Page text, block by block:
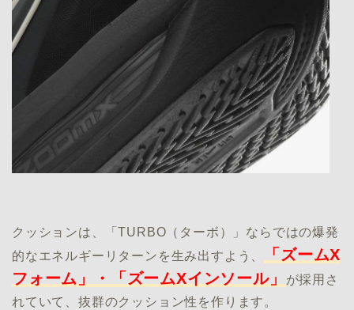
クッションは、「TURBO（ターボ）」ならではの爆発
的なエネルギーリターンを生み出すよう、
「ズームX
フォーム」・「ズームXインソール」
が採用さ
れていて、抜群のクッション性を作ります。